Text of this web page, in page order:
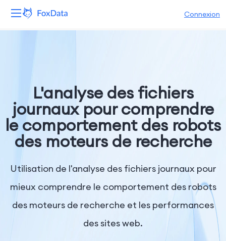
Connexion
Solutions
Ressources
Tarifs
Entreprise
L'analyse des fichiers
journaux pour comprendre
le comportement des robots
des moteurs de recherche
Utilisation de l'analyse des fichiers journaux pour
mieux comprendre le comportement des robots
des moteurs de recherche et les performances
des sites web.